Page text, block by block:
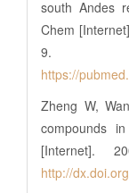
south Andes
Chem
9.
https://
Zheng W,
compounds
[Internet].
http://